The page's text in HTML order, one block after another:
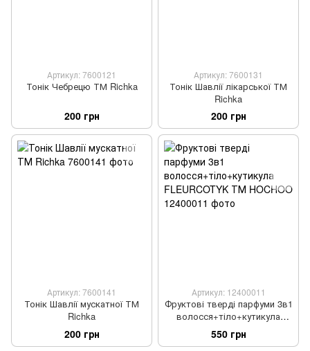
Артикул: 7600121
Тонік Чебрецю ТМ Richka
200 грн
Артикул: 7600131
Тонік Шавлії лікарської ТМ
Richka
200 грн
Артикул: 7600141
Тонік Шавлії мускатної ТМ
Richka
200 грн
Артикул: 12400011
Фруктові тверді парфуми 3в1
волосся+тіло+кутикула
FLEURCOTYK ТМ HOCHOO
550 грн